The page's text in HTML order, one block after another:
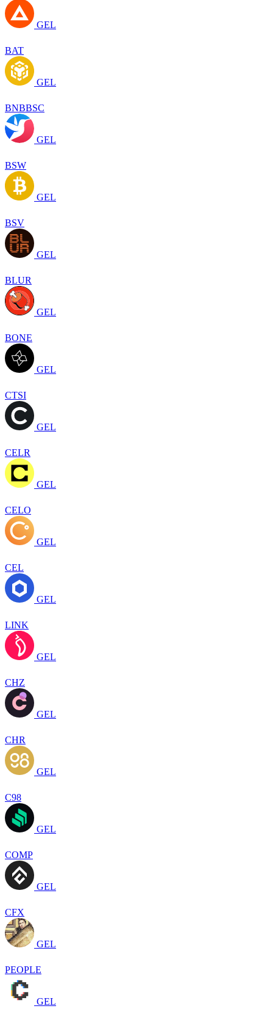
GEL
BAT
GEL
BNBBSC
GEL
BSW
GEL
BSV
GEL
BLUR
GEL
BONE
GEL
CTSI
GEL
CELR
GEL
CELO
GEL
CEL
GEL
LINK
GEL
CHZ
GEL
CHR
GEL
C98
GEL
COMP
GEL
CFX
GEL
PEOPLE
GEL